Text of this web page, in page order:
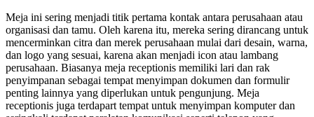
Meja ini sering menjadi titik pertama kontak antara perusahaan atau
organisasi dan tamu. Oleh karena itu, mereka sering dirancang untuk
mencerminkan citra dan merek perusahaan mulai dari desain, warna,
dan logo yang sesuai, karena akan menjadi icon atau lambang
perusahaan. Biasanya meja receptionis memiliki lari dan rak
penyimpanan sebagai tempat menyimpan dokumen dan formulir
penting lainnya yang diperlukan untuk pengunjung. Meja
receptionis juga terdapart tempat untuk menyimpan komputer dan